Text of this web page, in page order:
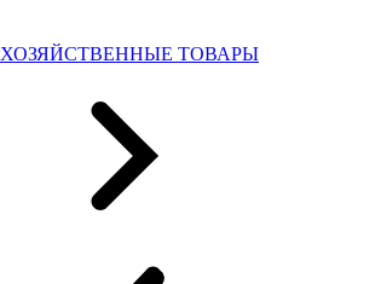
ХОЗЯЙСТВЕННЫЕ ТОВАРЫ